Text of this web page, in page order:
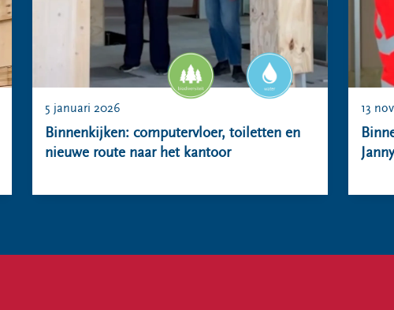
Binnenkijken: computervloer, toiletten en
nieuwe route naar het kantoor
5 januari 2026 13